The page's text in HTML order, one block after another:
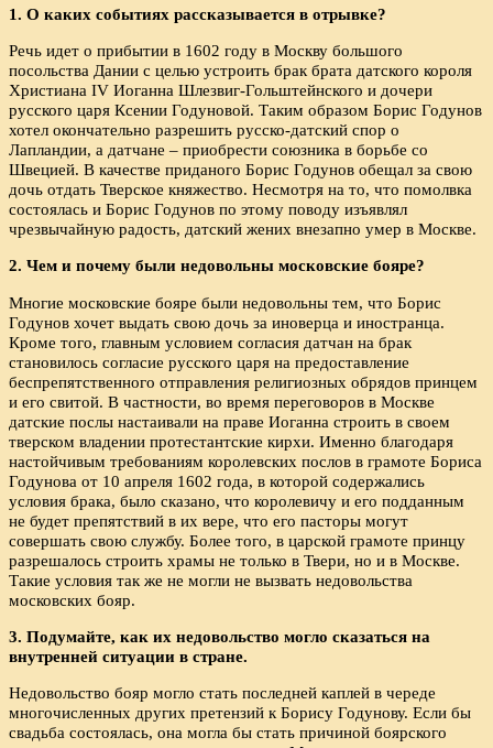
1. О каких событиях рассказывается в отрывке?
Речь идет о прибытии в 1602 году в Москву большого
посольства Дании с целью устроить брак брата датского короля
Христиана IV Иоганна Шлезвиг-Гольштейнского и дочери
русского царя Ксении Годуновой. Таким образом Борис Годунов
хотел окончательно разрешить русско-датский спор о
Лапландии, а датчане – приобрести союзника в борьбе со
Швецией. В качестве приданого Борис Годунов обещал за свою
дочь отдать Тверское княжество. Несмотря на то, что помолвка
состоялась и Борис Годунов по этому поводу изъявлял
чрезвычайную радость, датский жених внезапно умер в Москве.
2. Чем и почему были недовольны московские бояре?
Многие московские бояре были недовольны тем, что Борис
Годунов хочет выдать свою дочь за иноверца и иностранца.
Кроме того, главным условием согласия датчан на брак
становилось согласие русского царя на предоставление
беспрепятственного отправления религиозных обрядов принцем
и его свитой. В частности, во время переговоров в Москве
датские послы настаивали на праве Иоганна строить в своем
тверском владении протестантские кирхи. Именно благодаря
настойчивым требованиям королевских послов в грамоте Бориса
Годунова от 10 апреля 1602 года, в которой содержались
условия брака, было сказано, что королевичу и его подданным
не будет препятствий в их вере, что его пасторы могут
совершать свою службу. Более того, в царской грамоте принцу
разрешалось строить храмы не только в Твери, но и в Москве.
Такие условия так же не могли не вызвать недовольства
московских бояр.
3. Подумайте, как их недовольство могло сказаться на
внутренней ситуации в стране.
Недовольство бояр могло стать последней каплей в череде
многочисленных других претензий к Борису Годунову. Если бы
свадьба состоялась, она могла бы стать причиной боярского